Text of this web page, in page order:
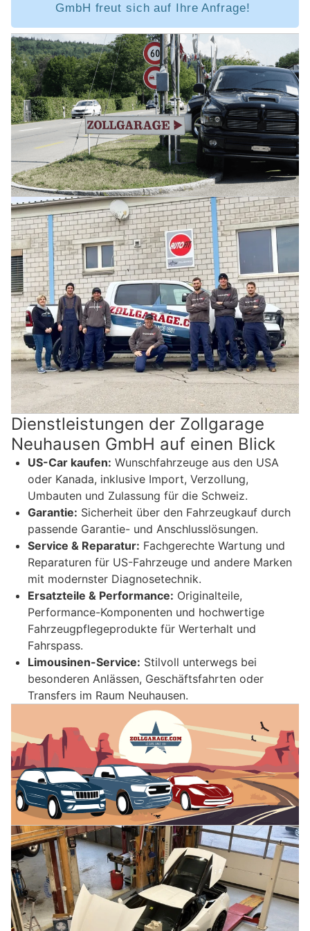
GmbH freut sich auf Ihre Anfrage!
Dienstleistungen der Zollgarage
Neuhausen GmbH auf einen Blick
US-Car kaufen: Wunschfahrzeuge aus den USA
oder Kanada, inklusive Import, Verzollung,
Umbauten und Zulassung für die Schweiz.
Garantie: Sicherheit über den Fahrzeugkauf durch
passende Garantie- und Anschlusslösungen.
Service & Reparatur: Fachgerechte Wartung und
Reparaturen für US-Fahrzeuge und andere Marken
mit modernster Diagnosetechnik.
Ersatzteile & Performance: Originalteile,
Performance-Komponenten und hochwertige
Fahrzeugpflegeprodukte für Werterhalt und
Fahrspass.
Limousinen-Service: Stilvoll unterwegs bei
besonderen Anlässen, Geschäftsfahrten oder
Transfers im Raum Neuhausen.